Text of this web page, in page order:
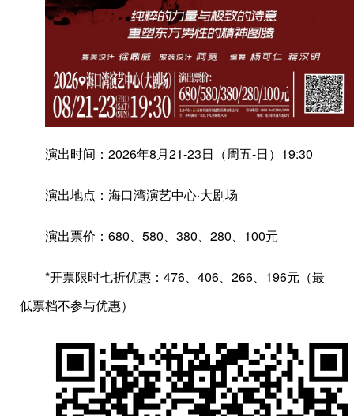
演出时间：2026年8月21-23日（周五-日）19:30
演出地点：海口湾演艺中心·大剧场
演出票价：680、580、380、280、100元
*开票限时七折优惠：476、406、266、196元（最
低票档不参与优惠）